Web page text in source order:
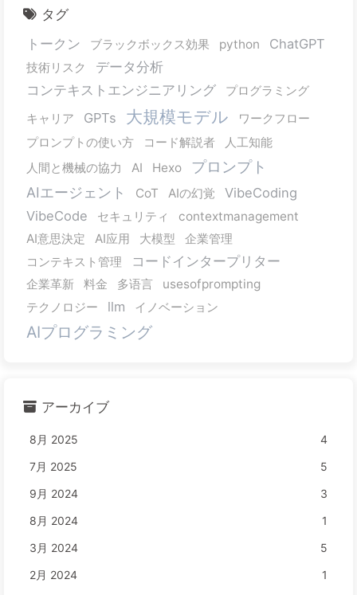
タグ
トークン
ブラックボックス効果 python ChatGPT
技術リスク
データ分析
コンテキストエンジニアリング
プログラミング
キャリア
GPTs 大規模モデル
ワークフロー
プロンプトの使い方
コード解説者
人工知能
人間と機械の協力
AI Hexo プロンプト
AIエージェント CoT AIの幻覚
VibeCoding
VibeCode
セキュリティ
contextmanagement
AI意思決定
AI应用 大模型
企業管理
コンテキスト管理
コードインタープリター
企業革新 料金 多语言
usesofprompting
テクノロジー
llm イノベーション
AIプログラミング
アーカイブ
8月 2025
4
7月 2025
5
9月 2024
3
8月 2024
1
3月 2024
5
2月 2024
1